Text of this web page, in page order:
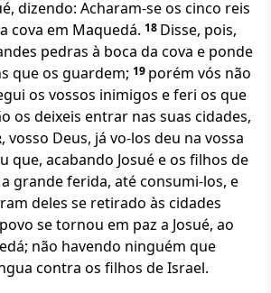
dizendo: Acharam-se os cinco reis
cova em Maquedá. 18 Disse, pois,
pedras à boca da cova e ponde
que os guardem; 19 porém vós não
os vossos inimigos e feri os que
os deixeis entrar nas suas cidades,
, vosso Deus, já vo-los deu na vossa
que, acabando Josué e os filhos de
grande ferida, até consumi-los, e
deles se retirado às cidades
se tornou em paz a Josué, ao
não havendo ninguém que
contra os filhos de Israel.